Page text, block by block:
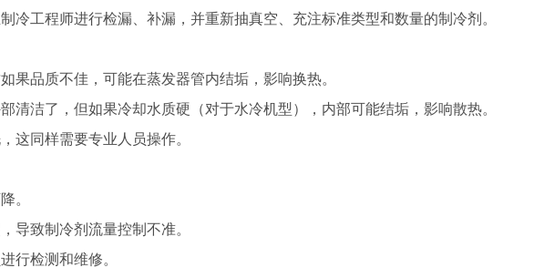
冷工程师进行检漏、补漏，并重新抽真空、充注标准类型和数量的制冷剂。
果品质不佳，可能在蒸发器管内结垢，影响换热。
清洁了，但如果冷却水质硬（对于水冷机型），内部可能结垢，影响散热。
这同样需要专业人员操作。
。
导致制冷剂流量控制不准。
行检测和维修。